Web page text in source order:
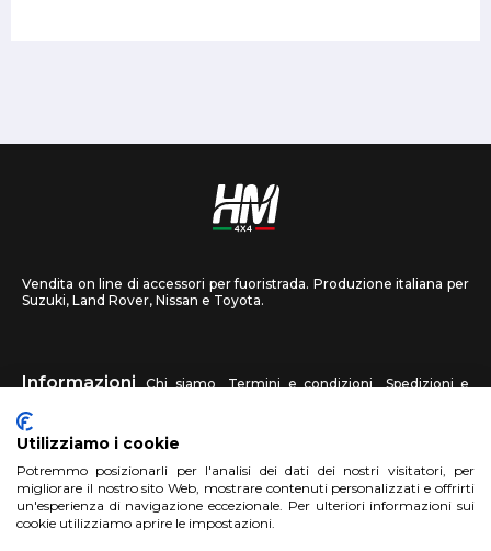
Vendita on line di accessori per fuoristrada. Produzione italiana per
Suzuki, Land Rover, Nissan e Toyota.
Informazioni Chi siamo Termini e condizioni
Spedizioni e
recessi
HM4X4 FAQ Centri assistenza Invia una foto
Account Registrati Accedi
Utilizziamo i cookie
Potremmo posizionarli per l'analisi dei dati dei nostri visitatori, per
migliorare il nostro sito Web, mostrare contenuti personalizzati e offrirti
un'esperienza di navigazione eccezionale. Per ulteriori informazioni sui
cookie utilizziamo aprire le impostazioni.